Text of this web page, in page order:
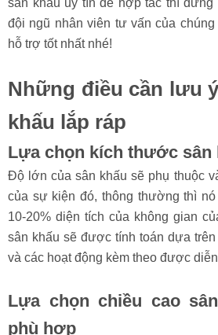
dành cho quý khách.
Nếu khách hàng đang có nhu cầu
đội ngũ nhân viên tư vấn của
hỗ trợ tốt nhất nhé!
Những điều cần lưu ý
khấu lắp ráp
Lựa chọn kích thước sân
Độ lớn của sân khấu sẽ phụ thuộc
của sự kiện đó, thông thường thì nó
sân khấu sẽ được tính toán dựa
và các hoạt động kèm theo được diễn